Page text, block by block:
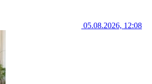
05.08.2026, 12:08